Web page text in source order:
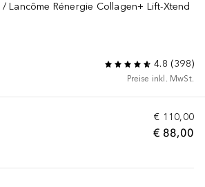
Lancôme Rénergie Collagen+ Lift-Xtend
4.8 (398)
Preise inkl. MwSt.
€ 110,00
€ 88,00